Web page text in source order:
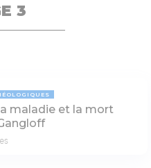
3
maladie et la mort